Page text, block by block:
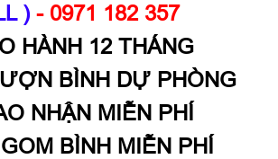
) - 0971 182 357
HÀNH 12 THÁNG
BÌNH DỰ PHÒNG
NHẬN MIỄN PHÍ
BÌNH MIỄN PHÍ